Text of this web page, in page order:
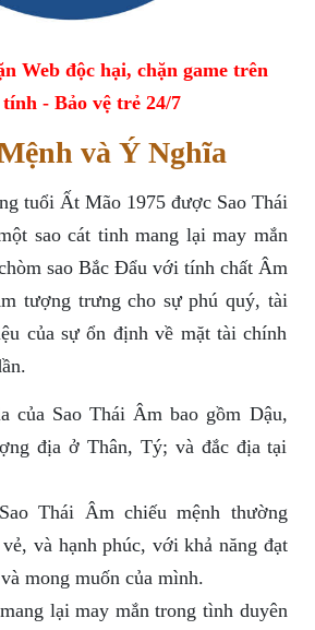
Web độc hại, chặn game trên
- Bảo vệ trẻ 24/7
và Ý Nghĩa
tuổi Ất Mão 1975 được Sao Thái
sao cát tinh mang lại may mắn
sao Bắc Đẩu với tính chất Âm
tượng trưng cho sự phú quý, tài
của sự ổn định về mặt tài chính
của Sao Thái Âm bao gồm Dậu,
địa ở Thân, Tý; và đắc địa tại
Thái Âm chiếu mệnh thường
và hạnh phúc, với khả năng đạt
mong muốn của mình.
lại may mắn trong tình duyên